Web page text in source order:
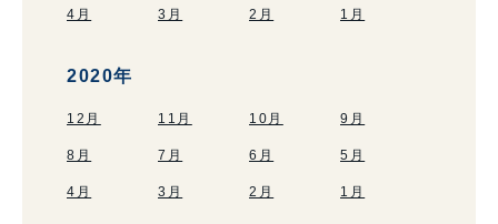
4月 3月 2月 1月
2020年
12月 11月 10月 9月
8月 7月 6月 5月
4月 3月 2月 1月